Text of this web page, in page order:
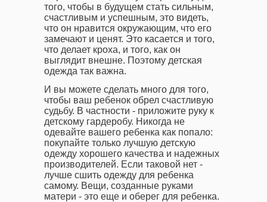
того, чтобы в будущем стать сильным,
счастливым и успешным, это видеть,
что он нравится окружающим, что его
замечают и ценят. Это касается и того,
что делает кроха, и того, как он
выглядит внешне. Поэтому детская
одежда так важна.
И вы можете сделать много для того,
чтобы ваш ребенок обрел счастливую
судьбу. В частности - приложите руку к
детскому гардеробу. Никогда не
одевайте вашего ребенка как попало:
покупайте только лучшую детскую
одежду хорошего качества и надежных
производителей. Если таковой нет -
лучше сшить одежду для ребенка
самому. Вещи, созданные руками
матери - это еще и оберег для ребенка.